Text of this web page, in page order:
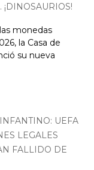
monedas
la Casa de
su nueva
UEFA
LEGALES
FALLIDO DE